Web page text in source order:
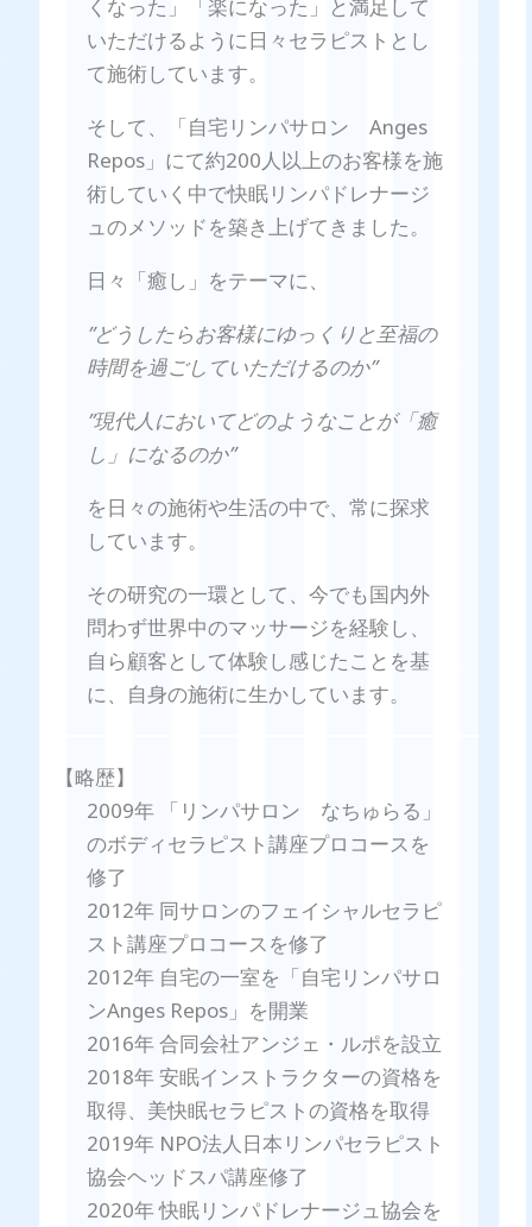
くなった」「楽になった」と満足して
いただけるように日々セラピストとし
て施術しています。
そして、「自宅リンパサロン Anges
Repos」にて約200人以上のお客様を施
術していく中で快眠リンパドレナージ
ュのメソッドを築き上げてきました。
日々「癒し」をテーマに、
”どうしたらお客様にゆっくりと至福の
時間を過ごしていただけるのか”
”現代人においてどのようなことが「癒
し」になるのか”
を日々の施術や生活の中で、常に探求
しています。
その研究の一環として、今でも国内外
問わず世界中のマッサージを経験し、
自ら顧客として体験し感じたことを基
に、自身の施術に生かしています。
【略歴】
2009年 「リンパサロン なちゅらる」
のボディセラピスト講座プロコースを
修了
2012年 同サロンのフェイシャルセラピ
スト講座プロコースを修了
2012年 自宅の一室を「自宅リンパサロ
ンAnges Repos」を開業
2016年 合同会社アンジェ・ルポを設立
2018年 安眠インストラクターの資格を
取得、美快眠セラピストの資格を取得
2019年 NPO法人日本リンパセラピスト
協会ヘッドスパ講座修了
2020年 快眠リンパドレナージュ協会を